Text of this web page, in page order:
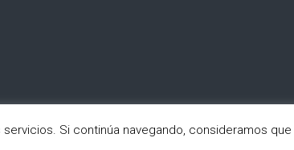
Si continúa navegando, consideramos